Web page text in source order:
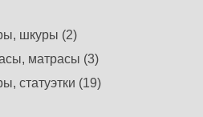
шкуры (2)
матрасы (3)
статуэтки (19)